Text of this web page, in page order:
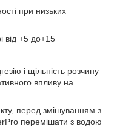
при низьких
від +5 до+15
і щільність розчину
впливу на
перед змішуванням з
перемішати з водою